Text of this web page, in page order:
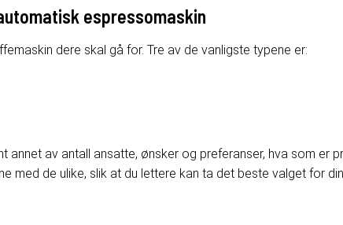
espressomaskin
dere skal gå for. Tre av de vanligste typene er:
annet av antall ansatte, ønsker og preferanser, hva som er
med de ulike, slik at du lettere kan ta det beste valget for